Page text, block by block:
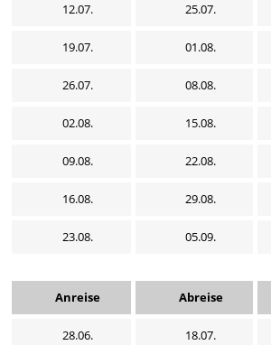
12.07. 25.07.
19.07. 01.08.
26.07. 08.08.
02.08. 15.08.
09.08. 22.08.
16.08. 29.08.
23.08. 05.09.
Anreise Abreise
28.06. 18.07.